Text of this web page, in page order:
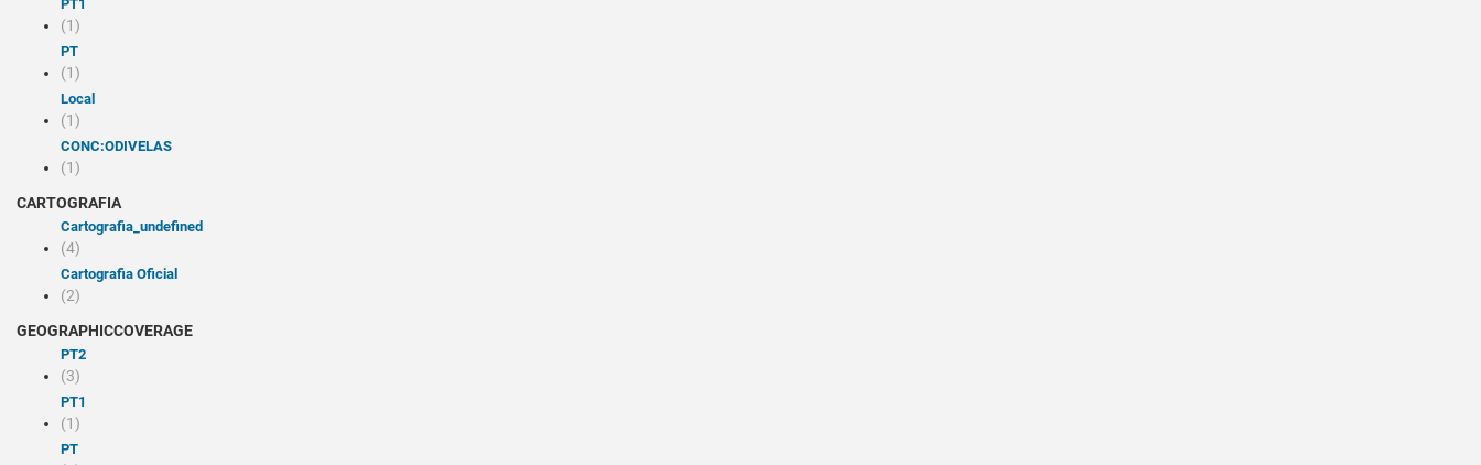
PT1
(1)
PT
(1)
Local
(1)
CONC:ODIVELAS
(1)
CARTOGRAFIA
cartografia_undefined
(4)
Cartografia Oficial
(2)
GEOGRAPHICCOVERAGE
PT2
(3)
PT1
(1)
PT